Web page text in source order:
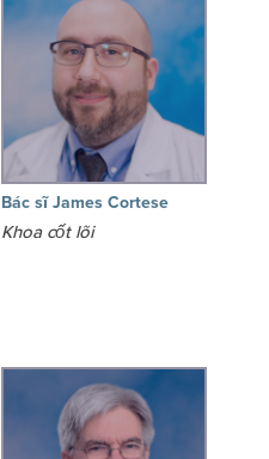
Bác sĩ James Cortese
Khoa cốt lõi